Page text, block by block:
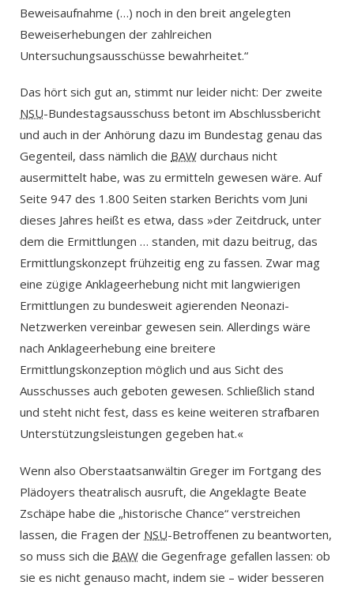
Beweisaufnahme (…) noch in den breit angelegten
Beweiserhebungen der zahlreichen
Untersuchungsausschüsse bewahrheitet.“
Das hört sich gut an, stimmt nur leider nicht: Der zweite
NSU-Bundestagsausschuss betont im Abschlussbericht
und auch in der Anhörung dazu im Bundestag genau das
Gegenteil, dass nämlich die BAW durchaus nicht
ausermittelt habe, was zu ermitteln gewesen wäre. Auf
Seite 947 des 1.800 Seiten starken Berichts vom Juni
dieses Jahres heißt es etwa, dass »der Zeitdruck, unter
dem die Ermittlungen … standen, mit dazu beitrug, das
Ermittlungskonzept frühzeitig eng zu fassen. Zwar mag
eine zügige Anklageerhebung nicht mit langwierigen
Ermittlungen zu bundesweit agierenden Neonazi-
Netzwerken vereinbar gewesen sein. Allerdings wäre
nach Anklageerhebung eine breitere
Ermittlungskonzeption möglich und aus Sicht des
Ausschusses auch geboten gewesen. Schließlich stand
und steht nicht fest, dass es keine weiteren strafbaren
Unterstützungsleistungen gegeben hat.«
Wenn also Oberstaatsanwältin Greger im Fortgang des
Plädoyers theatralisch ausruft, die Angeklagte Beate
Zschäpe habe die „historische Chance“ verstreichen
lassen, die Fragen der NSU-Betroffenen zu beantworten,
so muss sich die BAW die Gegenfrage gefallen lassen: ob
sie es nicht genauso macht, indem sie – wider besseren